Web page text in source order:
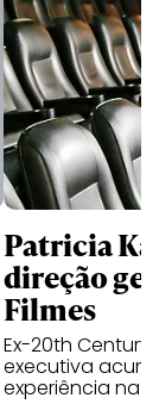
Patricia
direção
Filmes
Ex-20th Century
executiva
experiência na